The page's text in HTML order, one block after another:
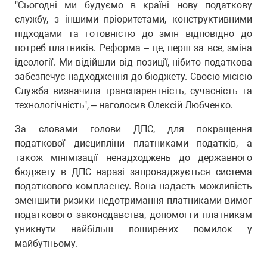
"Сьогодні ми будуємо в країні нову податкову
службу, з іншими пріоритетами, конструктивними
підходами та готовністю до змін відповідно до
потреб платників. Реформа – це, перш за все, зміна
ідеології. Ми відійшли від позиції, нібито податкова
забезпечує надходження до бюджету. Своєю місією
Служба визначила транспарентність, сучасність та
технологічність", – наголосив Олексій Любченко.
За словами голови ДПС, для покращення
податкової дисципліни платниками податків, а
також мінімізації ненадходжень до державного
бюджету в ДПС наразі запроваджується система
податкового комплаєнсу. Вона надасть можливість
зменшити ризики недотримання платниками вимог
податкового законодавства, допомогти платникам
уникнути найбільш поширених помилок у
майбутньому.